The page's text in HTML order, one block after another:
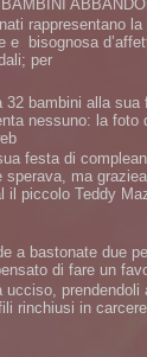
rappresentano
e bisognosa
per
32 bambini alla
nessuno: la foto
festa di
sperava, ma
il piccolo Teddy
a bastonate due
di fare un
prendendoli
rinchiusi in